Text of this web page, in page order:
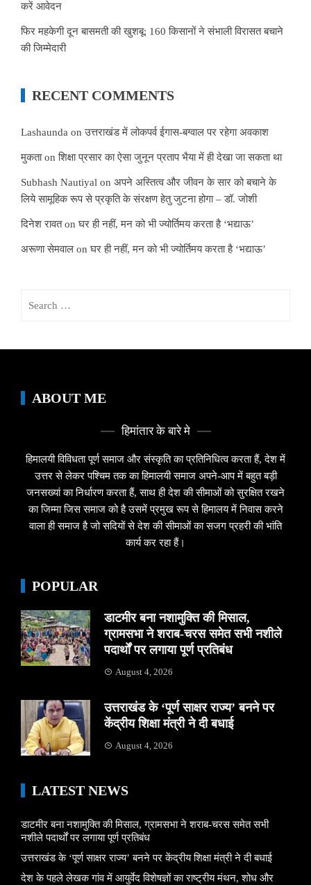
करें आवेदन
फिर महकेगी दून बासमती की खुशबू: 160 किसानों ने संभाली विरासत बचाने
की जिम्मेदारी
RECENT COMMENTS
Lashaunda onउत्तराखंड में लोकपर्व ईगास-बग्वाल पर रहेगा अवकाश
मुकताonशिक्षा प्रसार का ऐसा जुनून प्रताप भैया में ही देखा जा सकता था
Subhash Nautiyal on अपने अस्तित्व और जीवन के सार को बचाने के
लिये सामूहिक रूप से प्रकृति के संरक्षण हेतु जुटना होगा – डॉ. जोशी
दिनेश रावतonघर ही नहीं, मन को भी ज्योर्तिमय करता है ‘भद्याऊ’
अरूणा सेमवाल onघर ही नहीं, मन को भी ज्योर्तिमय करता है ‘भद्याऊ’
ABOUT ME
हिमांतार के बारे मे
हिमालयी विविधता पूर्ण समाज और संस्कृति का प्रतिनिधित्व करता हैं, देश में
उत्तर से लेकर पश्चिम तक का हिमालयी समाज अपने-आप में बहुत बड़ी
जनसख्यां का निर्धारण करता हैं, साथ ही देश की सीमाओं को सुरक्षित रखने
का जिम्मा जिस समाज को है उसमें प्रमुख रूप से हिमालय में निवास करने
वाला ही समाज है जो सदियों से देश की सीमाओं का सजग प्रहरी की भांति
कार्य कर रहा हैं।
POPULAR
डाटमीर बना नशामुक्ति की मिसाल,
ग्रामसभा ने शराब-चरस समेत सभी नशीले
पदार्थों पर लगाया पूर्ण प्रतिबंध
August 4, 2026
उत्तराखंड के ‘पूर्ण साक्षर राज्य’ बनने पर
केंद्रीय शिक्षा मंत्री ने दी बधाई
August 4, 2026
LATEST NEWS
डाटमीर बना नशामुक्ति की मिसाल, ग्रामसभा ने शराब-चरस समेत सभी
नशीले पदार्थों पर लगाया पूर्ण प्रतिबंध
उत्तराखंड के ‘पूर्ण साक्षर राज्य’ बनने पर केंद्रीय शिक्षा मंत्री ने दी बधाई
देश के पहले लेखक गांव में आयुर्वेद विशेषज्ञों का राष्ट्रीय मंथन, शोध और